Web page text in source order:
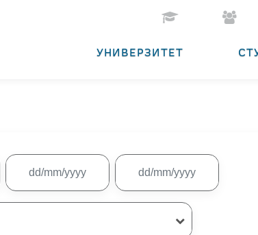
УНИВЕРЗИТЕТ